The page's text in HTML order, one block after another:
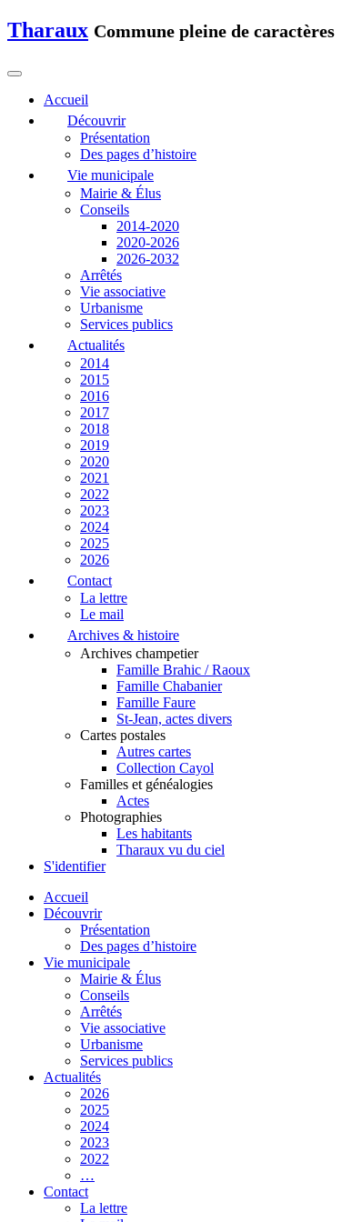
Tharaux Commune pleine de caractères
Accueil
Découvrir
Présentation
Des pages d’histoire
Vie municipale
Mairie & Élus
Conseils
2014-2020
2020-2026
2026-2032
Arrêtés
Vie associative
Urbanisme
Services publics
Actualités
2014
2015
2016
2017
2018
2019
2020
2021
2022
2023
2024
2025
2026
Contact
La lettre
Le mail
Archives & histoire
Archives champetier
Famille Brahic / Raoux
Famille Chabanier
Famille Faure
St-Jean, actes divers
Cartes postales
Autres cartes
Collection Cayol
Familles et généalogies
Actes
Photographies
Les habitants
Tharaux vu du ciel
S'identifier
Accueil
Découvrir
Présentation
Des pages d’histoire
Vie municipale
Mairie & Élus
Conseils
Arrêtés
Vie associative
Urbanisme
Services publics
Actualités
2026
2025
2024
2023
2022
…
Contact
La lettre